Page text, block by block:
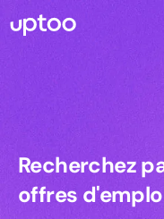
Recherchez
Recherchez
offres